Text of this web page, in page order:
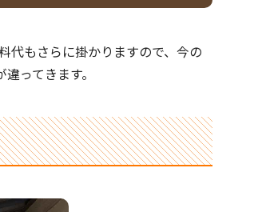
代もさらに掛かりますので、今の
ってきます。